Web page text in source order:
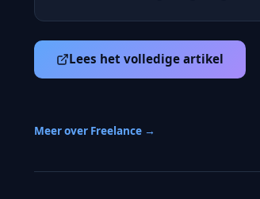
Lees het volledige artikel
Meer over Freelance →